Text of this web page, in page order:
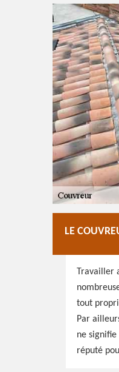
LE
tout
Par
ne
réputé